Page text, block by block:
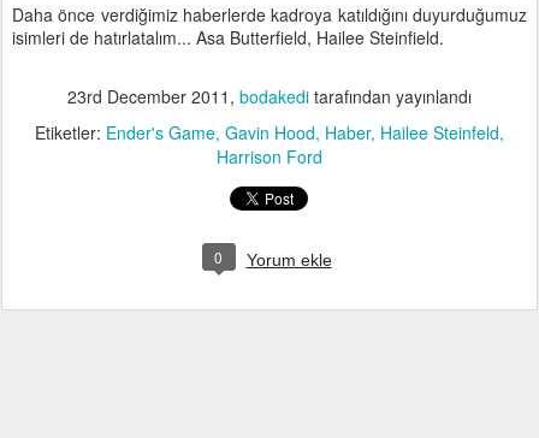
Daha önce verdiğimiz haberlerde kadroya katıldığını duyurduğumuz
isimleri de hatırlatalım... Asa Butterfield, Hailee Steinfield.
23rd December 2011 , bodakedi tarafından yayınlandı
Etiketler: Ender's Game Gavin Hood Haber Hailee Steinfeld
Harrison Ford
0 Yorum ekle